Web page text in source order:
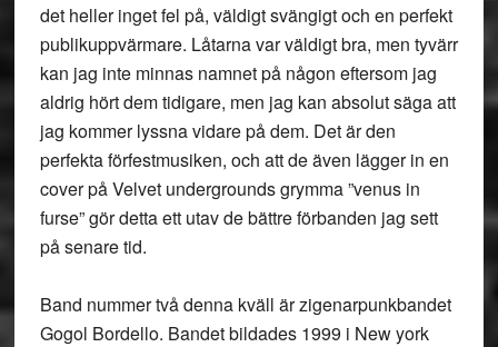
det heller inget fel på, väldigt svängigt och en perfekt
publikuppvärmare. Låtarna var väldigt bra, men tyvärr
kan jag inte minnas namnet på någon eftersom jag
aldrig hört dem tidigare, men jag kan absolut säga att
jag kommer lyssna vidare på dem. Det är den
perfekta förfestmusiken, och att de även lägger in en
cover på Velvet undergrounds grymma ”venus in
furse” gör detta ett utav de bättre förbanden jag sett
på senare tid.
Band nummer två denna kväll är zigenarpunkbandet
Gogol Bordello. Bandet bildades 1999 i New york